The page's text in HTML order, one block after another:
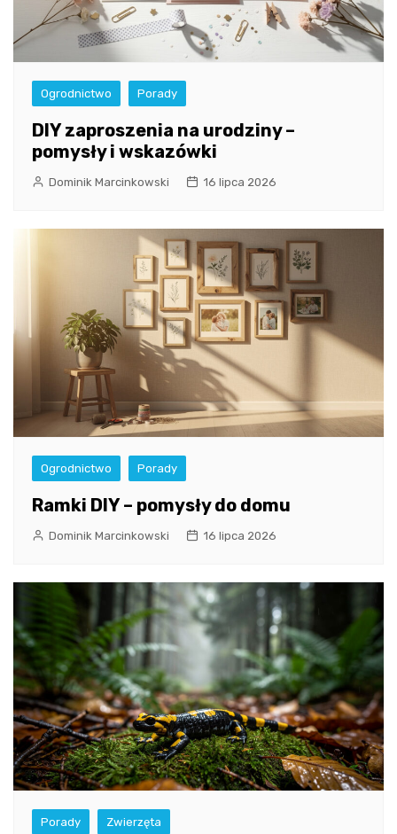
Ogrodnictwo Porady
DIY zaproszenia na urodziny –
pomysły i wskazówki
Dominik Marcinkowski 16 lipca 2026
Ogrodnictwo Porady
Ramki DIY – pomysły do domu
Dominik Marcinkowski 16 lipca 2026
Porady Zwierzęta